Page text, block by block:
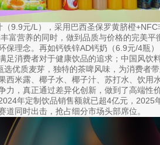
9.9元/L），采用巴西圣保罗黄脐橙
富营养的同时，做到品质与价格的完美平
保理念。再如钙铁锌AD钙奶（6.9元/4瓶
足消费者对于健康饮品的追求；中国风饮
选优质麦芽，独特的茶啤风味，为消费者带
西米露、椰子水、椰子汁、苏打水、饮
，真正通过差异化创新，做到了高端性价
年定制饮品销售额就已超4亿元，2025
同时出击，抢占细分市场头部席位。